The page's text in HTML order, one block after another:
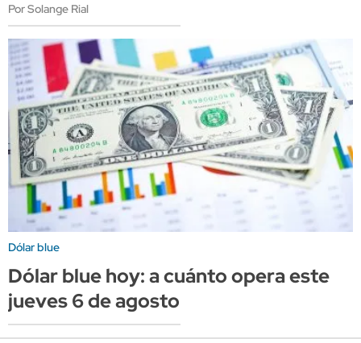
Por Solange Rial
Dólar blue
Dólar blue hoy: a cuánto opera este
jueves 6 de agosto